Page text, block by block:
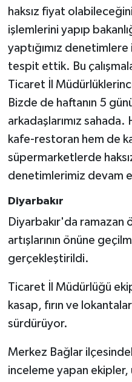
haksız fiyat
işlemlerini yapıp
yaptığımız denetimlere
tespit ettik. Bu
Ticaret İl
Bizde de haftanın 5
arkadaşlarımız
kafe-restoran hem de
süpermarketlerde
denetimlerimiz devam
Diyarbakır
Diyarbakır'da ramazan
artışlarının önüne
gerçekleştirildi.
Ticaret İl Müdürlüğü
kasap, fırın ve
sürdürüyor.
Merkez Bağlar
inceleme yapan ekipler,